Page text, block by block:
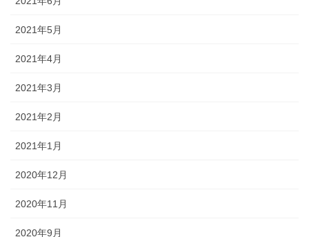
2021年5月
2021年4月
2021年3月
2021年2月
2021年1月
2020年12月
2020年11月
2020年9月